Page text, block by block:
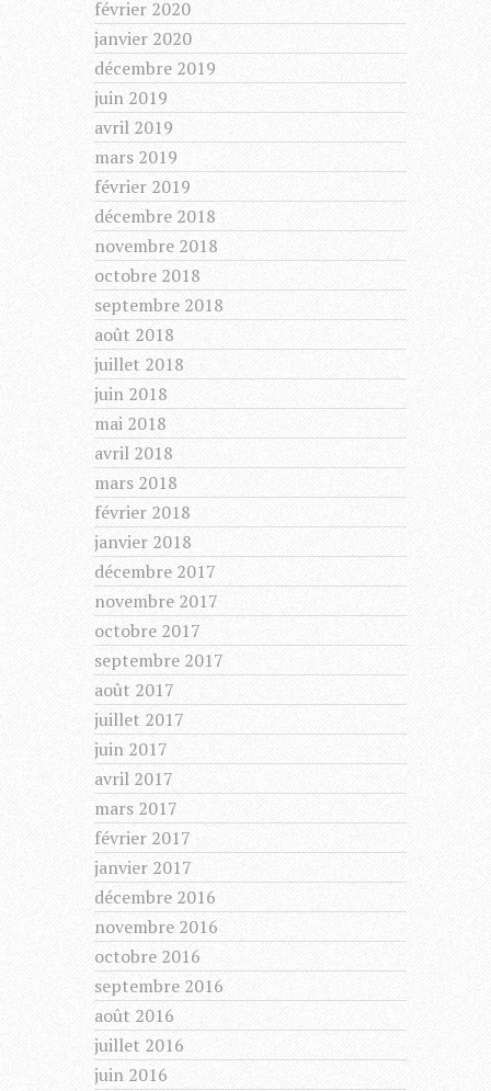
février 2020
janvier 2020
décembre 2019
juin 2019
avril 2019
mars 2019
février 2019
décembre 2018
novembre 2018
octobre 2018
septembre 2018
août 2018
juillet 2018
juin 2018
mai 2018
avril 2018
mars 2018
février 2018
janvier 2018
décembre 2017
novembre 2017
octobre 2017
septembre 2017
août 2017
juillet 2017
juin 2017
avril 2017
mars 2017
février 2017
janvier 2017
décembre 2016
novembre 2016
octobre 2016
septembre 2016
août 2016
juillet 2016
juin 2016